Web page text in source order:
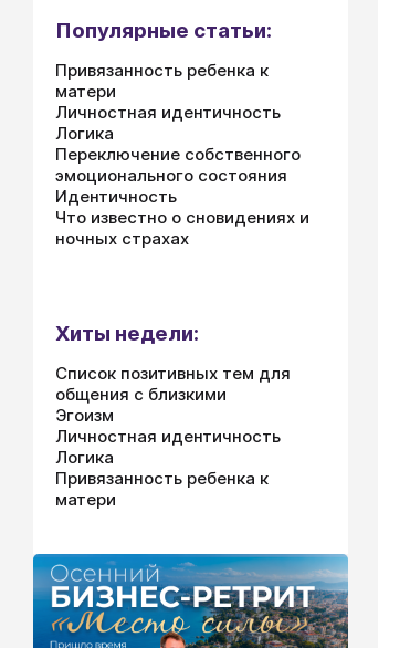
Популярные статьи:
Привязанность ребенка к
матери
Личностная идентичность
Логика
Переключение собственного
эмоционального состояния
Идентичность
Что известно о сновидениях и
ночных страхах
Хиты недели:
Список позитивных тем для
общения с близкими
Эгоизм
Личностная идентичность
Логика
Привязанность ребенка к
матери